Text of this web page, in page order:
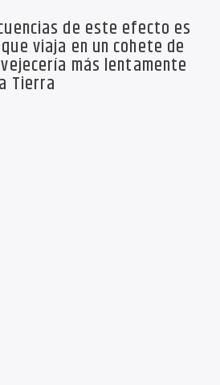
de este efecto es
viaja en un cohete de
más lentamente
Tierra